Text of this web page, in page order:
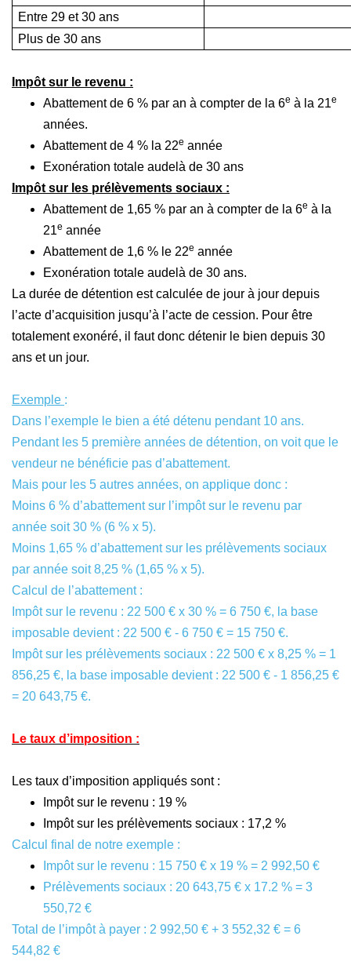
Entre 29 et 30 ans
Plus de 30 ans
Impôt sur le revenu :
Abattement de 6 % par an à compter de la 6e à la 21e
années.
Abattement de 4 % la 22e année
Exonération totale audelà de 30 ans
Impôt sur les prélèvements sociaux :
Abattement de 1,65 % par an à compter de la 6e à la
21e année
Abattement de 1,6 % le 22e année
Exonération totale audelà de 30 ans.
La durée de détention est calculée de jour à jour depuis
l’acte d’acquisition jusqu’à l’acte de cession. Pour être
totalement exonéré, il faut donc détenir le bien depuis 30
ans et un jour.
Exemple :
Dans l’exemple le bien a été détenu pendant 10 ans.
Pendant les 5 première années de détention, on voit que le
vendeur ne bénéficie pas d’abattement.
Mais pour les 5 autres années, on applique donc :
Moins 6 % d’abattement sur l’impôt sur le revenu par
année soit 30 % (6 % x 5).
Moins 1,65 % d’abattement sur les prélèvements sociaux
par année soit 8,25 % (1,65 % x 5).
Calcul de l’abattement :
Impôt sur le revenu : 22 500 € x 30 % = 6 750 €, la base
imposable devient : 22 500 € - 6 750 € = 15 750 €.
Impôt sur les prélèvements sociaux : 22 500 € x 8,25 % = 1
856,25 €, la base imposable devient : 22 500 € - 1 856,25 €
= 20 643,75 €.
Le taux d’imposition :
Les taux d’imposition appliqués sont :
Impôt sur le revenu : 19 %
Impôt sur les prélèvements sociaux : 17,2 %
Calcul final de notre exemple :
Impôt sur le revenu : 15 750 € x 19 % = 2 992,50 €
Prélèvements sociaux : 20 643,75 € x 17.2 % = 3
550,72 €
Total de l’impôt à payer : 2 992,50 € + 3 552,32 € = 6
544,82 €